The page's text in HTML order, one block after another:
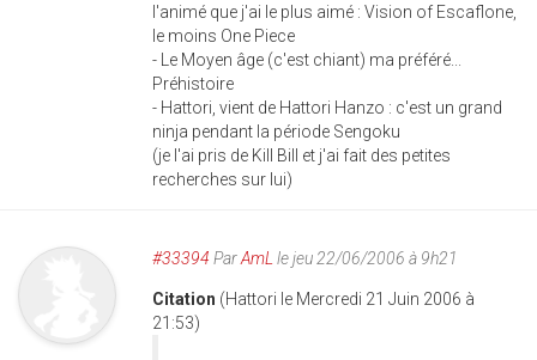
l'animé que j'ai le plus aimé : Vision of Escaflone,
le moins One Piece
- Le Moyen âge (c'est chiant) ma préféré...
Préhistoire
- Hattori, vient de Hattori Hanzo : c'est un grand
ninja pendant la période Sengoku
(je l'ai pris de Kill Bill et j'ai fait des petites
recherches sur lui)
#33394 ParAmLle jeu 22/06/2006 à 9h21
Citation (Hattori le Mercredi 21 Juin 2006 à
21:53)